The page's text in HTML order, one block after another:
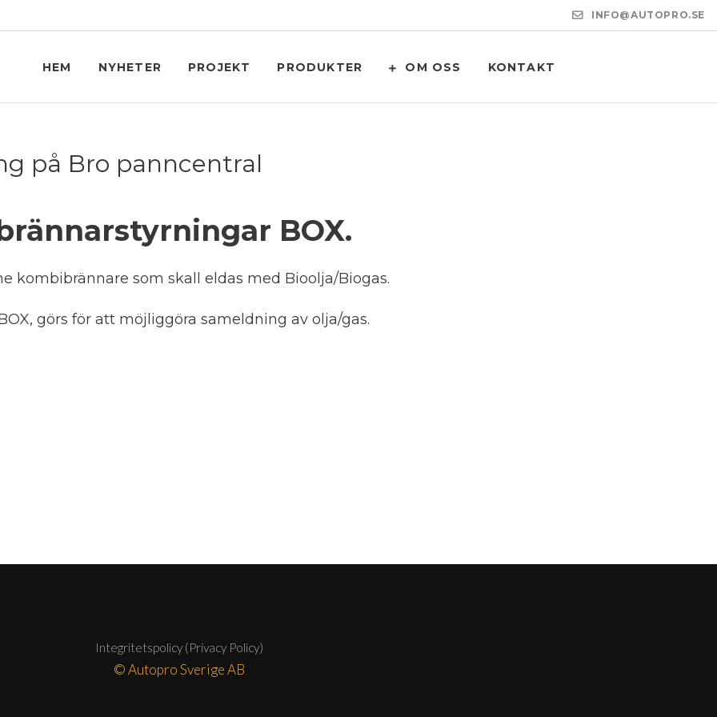
INFO@AUTOPRO.SE
HEM NYHETER PROJEKT PRODUKTER OM OSS KONTAKT
på Bro panncentral
BOX.
kombibrännare som skall eldas med Bioolja/Biogas.
görs för att möjliggöra sameldning av olja/gas.
Integritetspolicy (Privacy Policy)
© Autopro Sverige AB